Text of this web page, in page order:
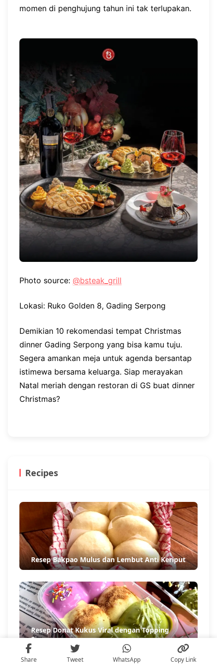
momen di penghujung tahun ini tak terlupakan.
Photo source: @bsteak_grill
Lokasi: Ruko Golden 8, Gading Serpong
Demikian 10 rekomendasi tempat Christmas
dinner Gading Serpong yang bisa kamu tuju.
Segera amankan meja untuk agenda bersantap
istimewa bersama keluarga. Siap merayakan
Natal meriah dengan restoran di GS buat dinner
Christmas?
Recipes
Resep Bakpao Mulus dan Lembut Anti Keriput
Resep Donat Kukus Viral dengan Topping
Siram
Share Tweet WhatsApp Copy Link